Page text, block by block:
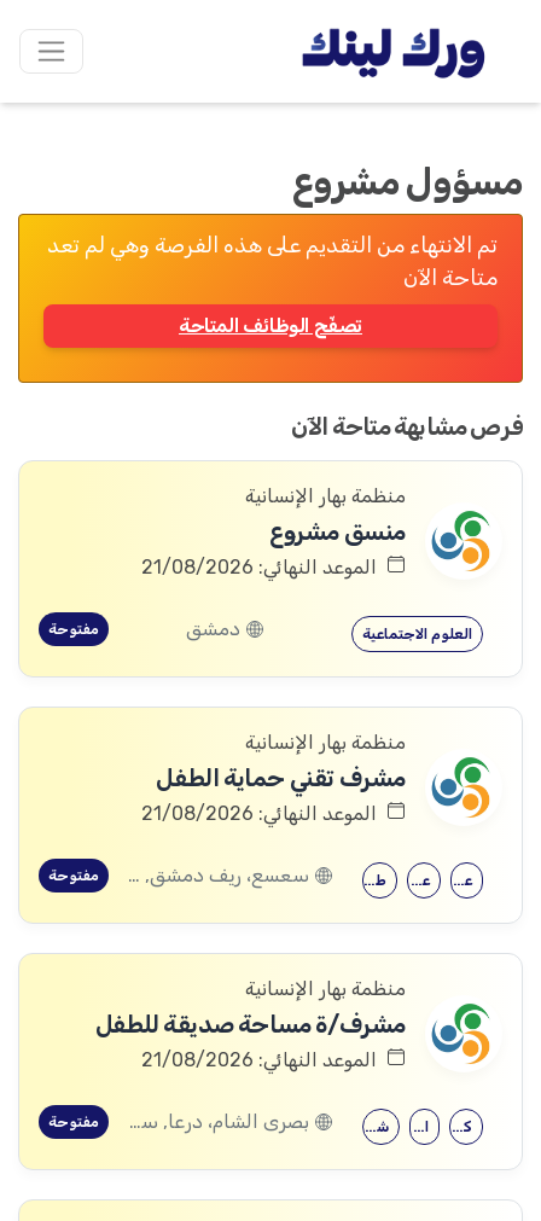
مسؤول مشروع
تم الانتهاء من التقديم على هذه الفرصة وهي لم تعد
متاحة الآن
تصفّح الوظائف المتاحة
فرص مشابهة متاحة الآن
منظمة بهار الإنسانية
منسق مشروع
الموعد النهائي: 21/08/2026
العلوم الاجتماعية دمشق مفتوحة
منظمة بهار الإنسانية
مشرف تقني حماية الطفل
الموعد النهائي: 21/08/2026
طب الأطفال علم اجتماع علم النفس سعسع، ريف دمشق, قدسيا، ريف دمشق, قطنا، ريف دمشق, مضايا، ريف دمشق, الديماس، ريف دمشق, سرغايا، ريف دمشق, بيت جن، ريف دمشق, عين الفيجة، ريف دمشق مفتوحة
منظمة بهار الإنسانية
مشرف/ة مساحة صديقة للطفل
الموعد النهائي: 21/08/2026
شهادة جامعية الحقوق كلية التربية بصرى الشام، درعا, سعسع، ريف دمشق, المسيفرة، درعا, قدسيا، ريف دمشق, قطنا، ريف دمشق, مضايا، ريف دمشق, الجيزة، درعا, الديماس، ريف دمشق, سرغايا، ريف دمشق, بيت جن، ريف دمشق, عين الفيجة، ريف دمشق, خربة غزالة، درعا, عش الشجرة، درعا, داعل، درعا, المزيريب، درعا مفتوحة